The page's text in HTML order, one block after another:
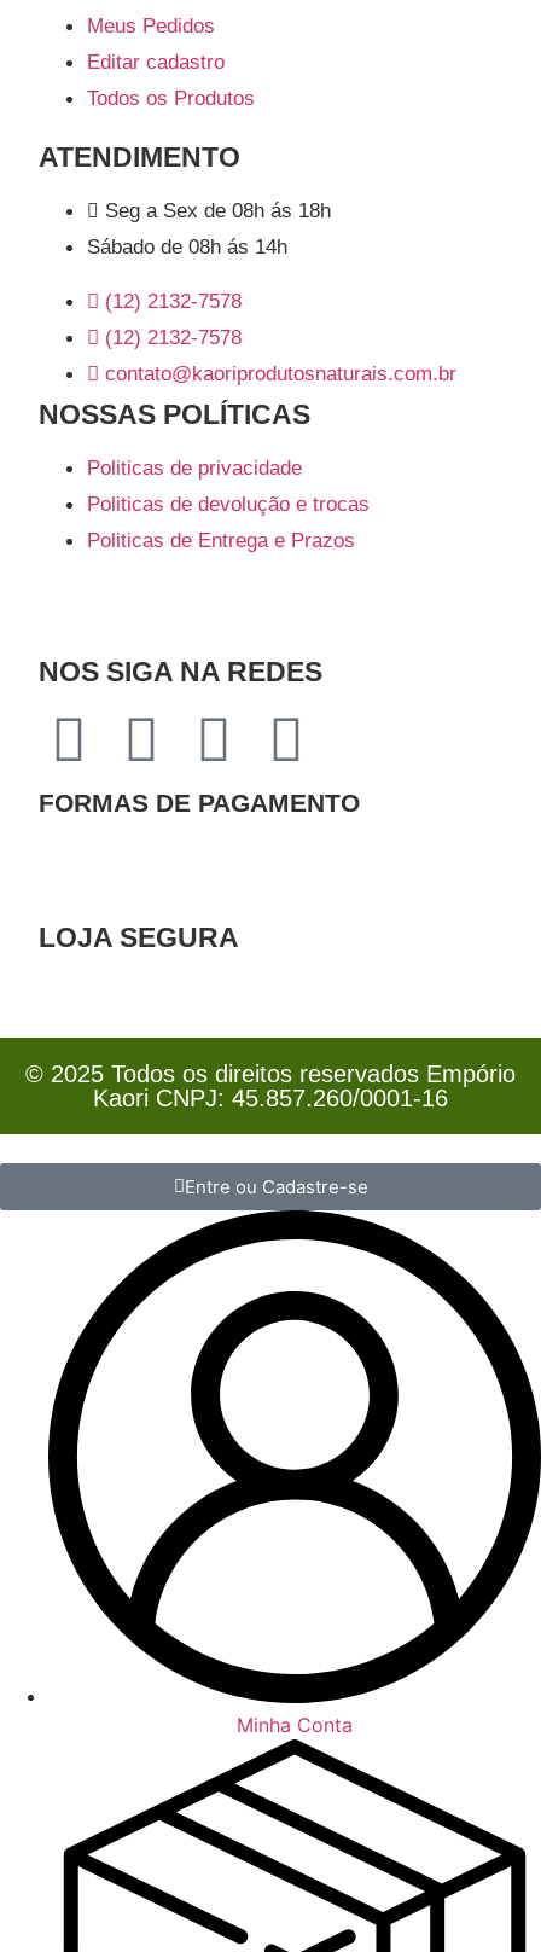
Meus Pedidos
Editar cadastro
Todos os Produtos
ATENDIMENTO
Seg a Sex de 08h ás 18h
Sábado de 08h ás 14h
(12) 2132-7578
(12) 2132-7578
contato@kaoriprodutosnaturais.com.br
NOSSAS POLÍTICAS
Politicas de privacidade
Politicas de devolução e trocas
Politicas de Entrega e Prazos
NOS SIGA NA REDES
FORMAS DE PAGAMENTO
LOJA SEGURA
© 2025 Todos os direitos reservados Empório
Kaori CNPJ: 45.857.260/0001-16
Entre ou Cadastre-se
Minha Conta